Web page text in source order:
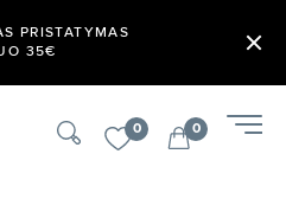
PRISTATYMAS
35€
0 0